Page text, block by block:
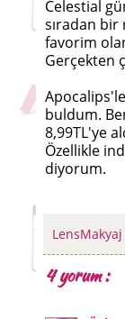
Celestial
sıradan bir
favorim
Gerçekten
buldum.
8,99TL'ye
Özellikle
diyorum.
4 yorum :